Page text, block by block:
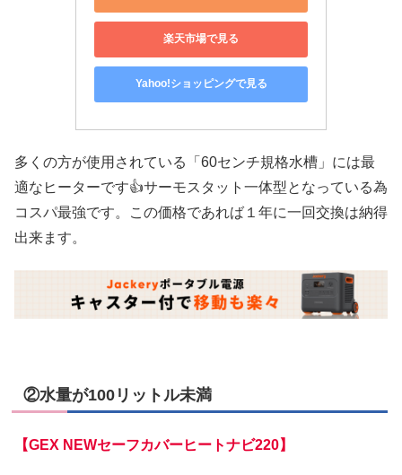
楽天市場で見る
Yahoo!ショッピングで見る
多くの方が使用されている「60センチ規格水槽」には最
適なヒーターです👍サーモスタット一体型となっている為
コスパ最強です。この価格であれば１年に一回交換は納得
出来ます。
②水量が100リットル未満
【GEX NEWセーフカバーヒートナビ220】